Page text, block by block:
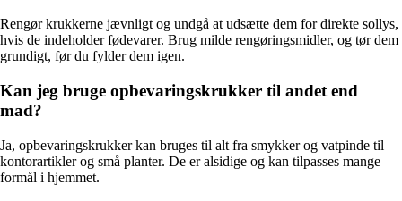
Rengør krukkerne jævnligt og undgå at udsætte dem for direkte sollys,
hvis de indeholder fødevarer. Brug milde rengøringsmidler, og tør dem
grundigt, før du fylder dem igen.
Kan jeg bruge opbevaringskrukker til andet end
mad?
Ja, opbevaringskrukker kan bruges til alt fra smykker og vatpinde til
kontorartikler og små planter. De er alsidige og kan tilpasses mange
formål i hjemmet.